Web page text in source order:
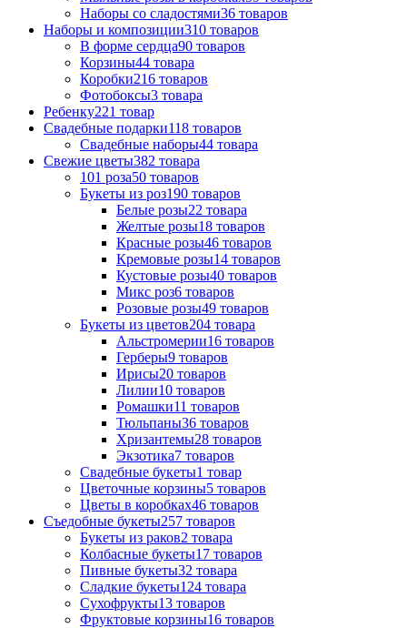
Наборы со сладостями36 товаров
Наборы и композиции310 товаров
В форме сердца90 товаров
Корзины44 товара
Коробки216 товаров
Фотобоксы3 товара
Ребенку221 товар
Свадебные подарки118 товаров
Свадебные наборы44 товара
Свежие цветы382 товара
101 роза50 товаров
Букеты из роз190 товаров
Белые розы22 товара
Желтые розы18 товаров
Красные розы46 товаров
Кремовые розы14 товаров
Кустовые розы40 товаров
Микс роз6 товаров
Розовые розы49 товаров
Букеты из цветов204 товара
Альстромерии16 товаров
Герберы9 товаров
Ириcы20 товаров
Лилии10 товаров
Ромашки11 товаров
Тюльпаны36 товаров
Хризантемы28 товаров
Экзотика7 товаров
Свадебные букеты1 товар
Цветочные корзины5 товаров
Цветы в коробках46 товаров
Съедобные букеты257 товаров
Букеты из раков2 товара
Колбасные букеты17 товаров
Пивные букеты32 товара
Сладкие букеты124 товара
Сухофрукты13 товаров
Фруктовые корзины16 товаров